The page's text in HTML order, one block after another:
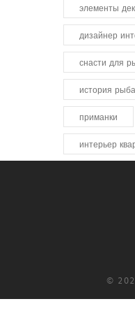
элементы
дизайнер
снасти для
история
приманки
интерьер
©